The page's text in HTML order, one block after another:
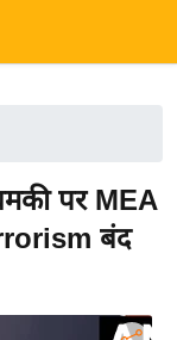
पर MEA
बंद